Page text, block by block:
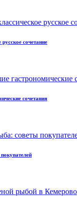
сочетание
сочетания